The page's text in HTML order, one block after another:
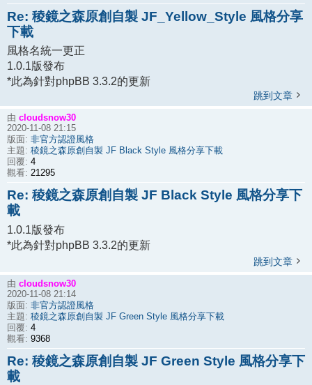
Re: 稜鏡之森原創自製 JF_Yellow_Style 風格分享
下載
風格名統一更正
1.0.1版發布
*此為針對phpBB 3.3.2的更新
跳到文章
由 cloudsnow30
2020-11-08 21:15
版面: 非官方認證風格
主題: 稜鏡之森原創自製 JF Black Style 風格分享下載
回覆: 4
觀看: 21295
Re: 稜鏡之森原創自製 JF Black Style 風格分享下
載
1.0.1版發布
*此為針對phpBB 3.3.2的更新
跳到文章
由 cloudsnow30
2020-11-08 21:14
版面: 非官方認證風格
主題: 稜鏡之森原創自製 JF Green Style 風格分享下載
回覆: 4
觀看: 9368
Re: 稜鏡之森原創自製 JF Green Style 風格分享下
載